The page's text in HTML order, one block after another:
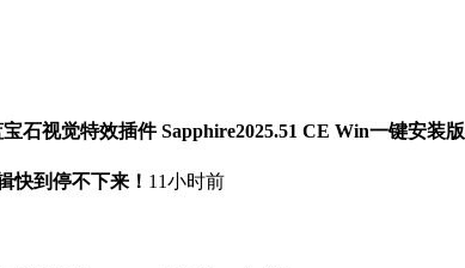
石视觉特效插件 Sapphire2025.51 CE Win一键安装版
快到停不下来！ 11小时前